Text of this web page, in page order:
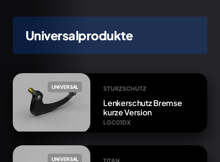
Universalprodukte
UNIVERSAL STURZSCHUTZ
Lenkerschutz Bremse
kurze Version
LGC01DX
UNIVERSAL